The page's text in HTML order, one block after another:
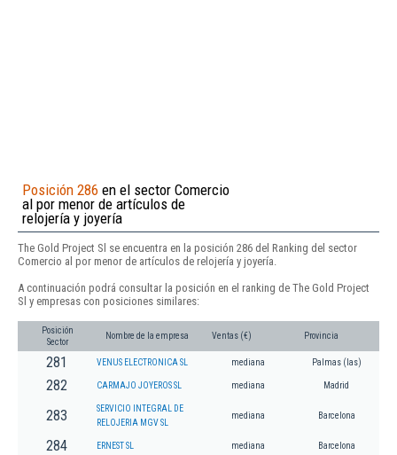
Posición 286 en el sector Comercio
al por menor de artículos de
relojería y joyería
The Gold Project Sl se encuentra en la posición 286 del Ranking del sector
Comercio al por menor de artículos de relojería y joyería.
A continuación podrá consultar la posición en el ranking de The Gold Project
Sl y empresas con posiciones similares:
Posición
Sector
Nombre de la empresa Ventas (€) Provincia
281 VENUS ELECTRONICA SL mediana Palmas (las)
282 CARMAJO JOYEROS SL mediana Madrid
283
SERVICIO INTEGRAL DE
RELOJERIA MGV SL
mediana Barcelona
284 ERNEST SL mediana Barcelona